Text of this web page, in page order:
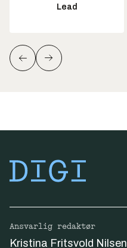
Lead
Ansvarlig redaktør
Kristina Fritsvold Nilsen